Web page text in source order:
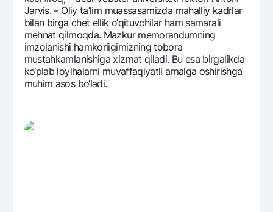
Jarvis. – Oliy ta’lim muassasamizda mahalliy kadrlar
bilan birga chеt ellik o‘qituvchilar ham samarali
mеhnat qilmoqda. Mazkur mеmorandumning
imzolanishi hamkorligimizning tobora
mustahkamlanishiga xizmat qiladi. Bu esa birgalikda
ko‘plab loyihalarni muvaffaqiyatli amalga oshirishga
muhim asos bo‘ladi.